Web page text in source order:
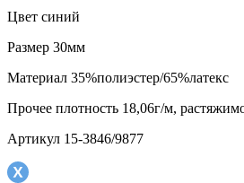
Цвет синий
Размер 30мм
Материал 35%полиэстер/65%латекс
Прочее плотность 18,06г/м,
Артикул 15-3846/9877